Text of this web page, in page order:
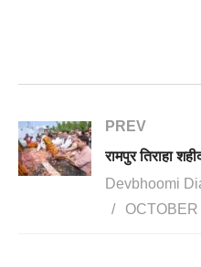
PREV
Devbhoomi
OCTOBER